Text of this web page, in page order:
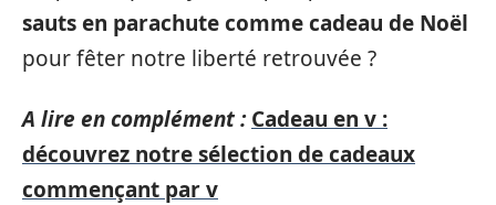
sauts en parachute comme cadeau de Noël
pour fêter notre liberté retrouvée ?
A lire en complément : Cadeau en v :
découvrez notre sélection de cadeaux
commençant par v